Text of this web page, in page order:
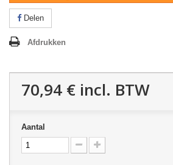
Delen
Afdrukken
70,94 € incl. BTW
Aantal